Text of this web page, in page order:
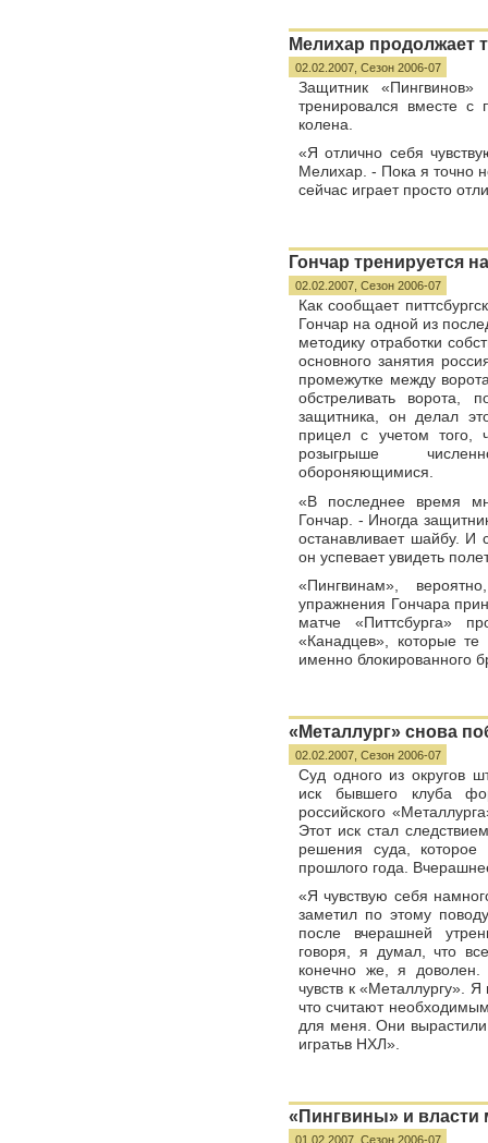
Мелихар продолжает
02.02.2007, Сезон 2006-07
Защитник
тренировался вместе с
колена.
«Я отлично себя
Мелихар. - Пока я точно
сейчас играет просто
Гончар тренируется
02.02.2007, Сезон 2006-07
Как сообщает
Гончар на одной из
методику отработки
основного занятия
промежутке между
обстреливать
защитника, он делал
прицел с учетом того,
розыгрыше
обороняющимися.
«В последнее время
Гончар. - Иногда
останавливает шайбу. И
он успевает увидеть
«Пингвинам»,
упражнения Гончара
матче «Питтсбурга»
«Канадцев», которые те
именно блокированного
«Металлург» снова
02.02.2007, Сезон 2006-07
Суд одного из округов
иск бывшего клуба
российского
Этот иск стал
решения суда,
прошлого года.
«Я чувствую себя
заметил по этому
после вчерашней
говоря, я думал, что
конечно же, я доволен.
чувств к «Металлургу».
что считают
для меня. Они
игратьв НХЛ».
«Пингвины» и власти
01.02.2007, Сезон 2006-07